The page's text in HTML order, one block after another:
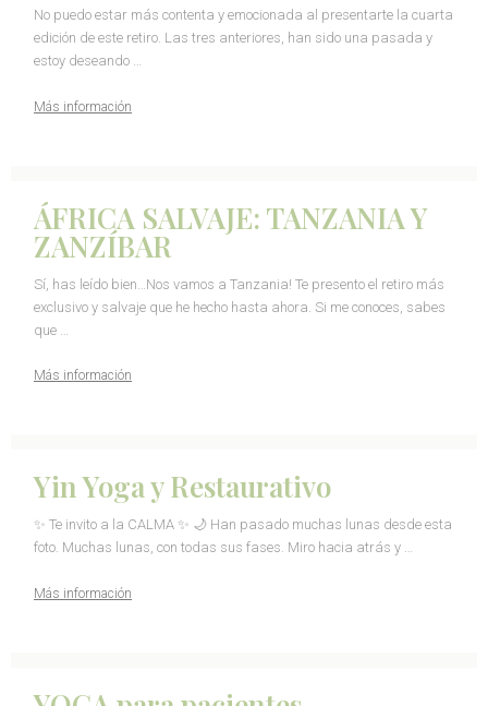
No puedo estar más contenta y emocionada al presentarte la cuarta
edición de este retiro. Las tres anteriores, han sido una pasada y
estoy deseando …
Más información
ÁFRICA SALVAJE: TANZANIA Y
ZANZÍBAR
Sí, has leído bien…Nos vamos a Tanzania! Te presento el retiro más
exclusivo y salvaje que he hecho hasta ahora. Si me conoces, sabes
que …
Más información
Yin Yoga y Restaurativo
✨ Te invito a la CALMA ✨ 🌙 Han pasado muchas lunas desde esta
foto. Muchas lunas, con todas sus fases. Miro hacia atrás y …
Más información